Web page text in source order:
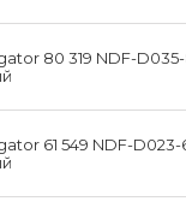
80 319 NDF-
61 549 NDF-